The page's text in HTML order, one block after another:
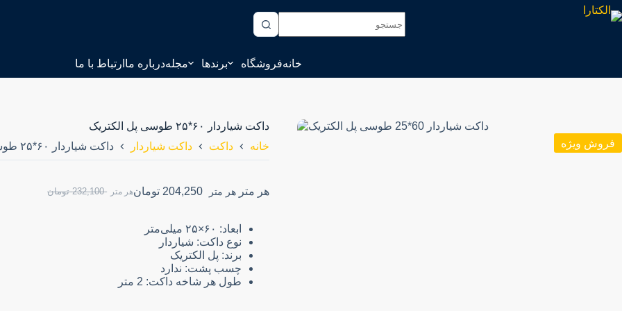
خانهفروشگاه برندها مجلهدرباره ما ارتباط با ما
فروش ویژه
داکت شیاردار ۶۰*۲۵ طوسی پل الکتریک
خانه
داکت داکت شیاردار داکت شیاردار ۶۰*۲۵ طوسی پل الکتریک
هر متر هر متر 232,100 تومان هر متر 204,250 تومان
ابعاد: ۶۰×۲۵ میلی‌متر
نوع داکت: شیاردار
برند: پل الکتریک
چسب پشت: ندارد
طول هر شاخه داکت: 2 متر